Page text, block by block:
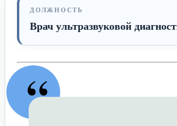
ДОЛЖНОСТЬ
Врач ультразвуковой
“